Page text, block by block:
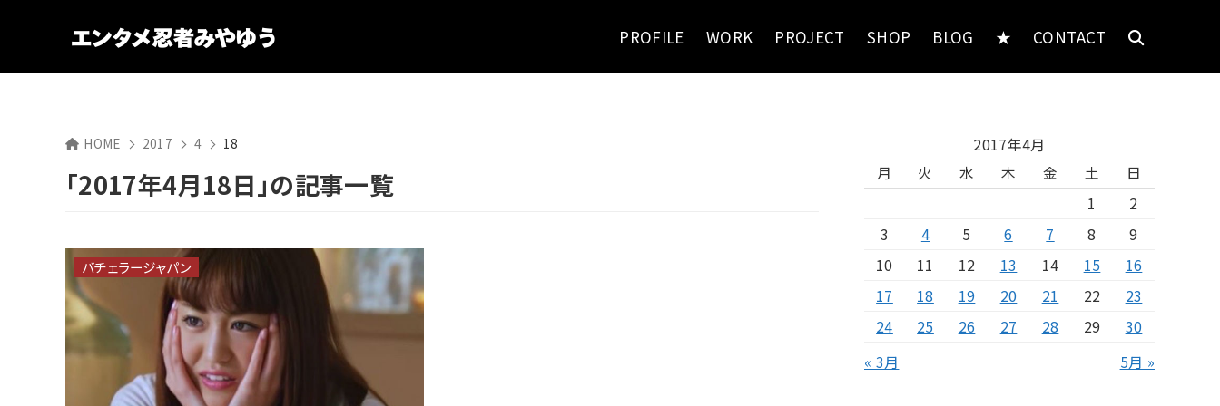
PROFILE WORK PROJECT SHOP BLOG ★ CONTACT
HOME 2017 4 18
「2017年4月18日」の記事一覧
バチェラージャパン
2017年4月
月
火 水 木 金 土
日
1
2
3
4 5 6 7 8
9
10
11 12 13 14 15
16
17
18 19 20 21 22
23
24
25 26 27 28 29
30
« 3月
5月 »